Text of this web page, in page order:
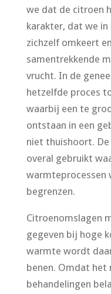
we dat de citroen
karakter, dat we
zichzelf omkeert
samentrekkende
vrucht. In de
hetzelfde proces
waarbij een te
ontstaan in een
niet thuishoort.
overal gebruikt
warmteprocessen
begrenzen.
Citroenomslagen
gegeven bij hoge
warmte wordt
benen. Omdat
behandelingen